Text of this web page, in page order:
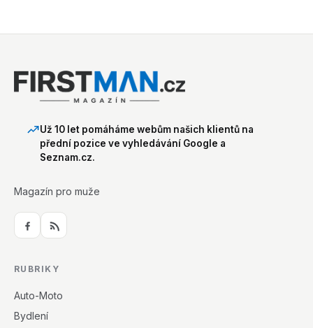
Už 10 let pomáháme webům našich klientů na
přední pozice ve vyhledávání Google a
Seznam.cz.
Magazín pro muže
RUBRIKY
Auto-Moto
Bydlení